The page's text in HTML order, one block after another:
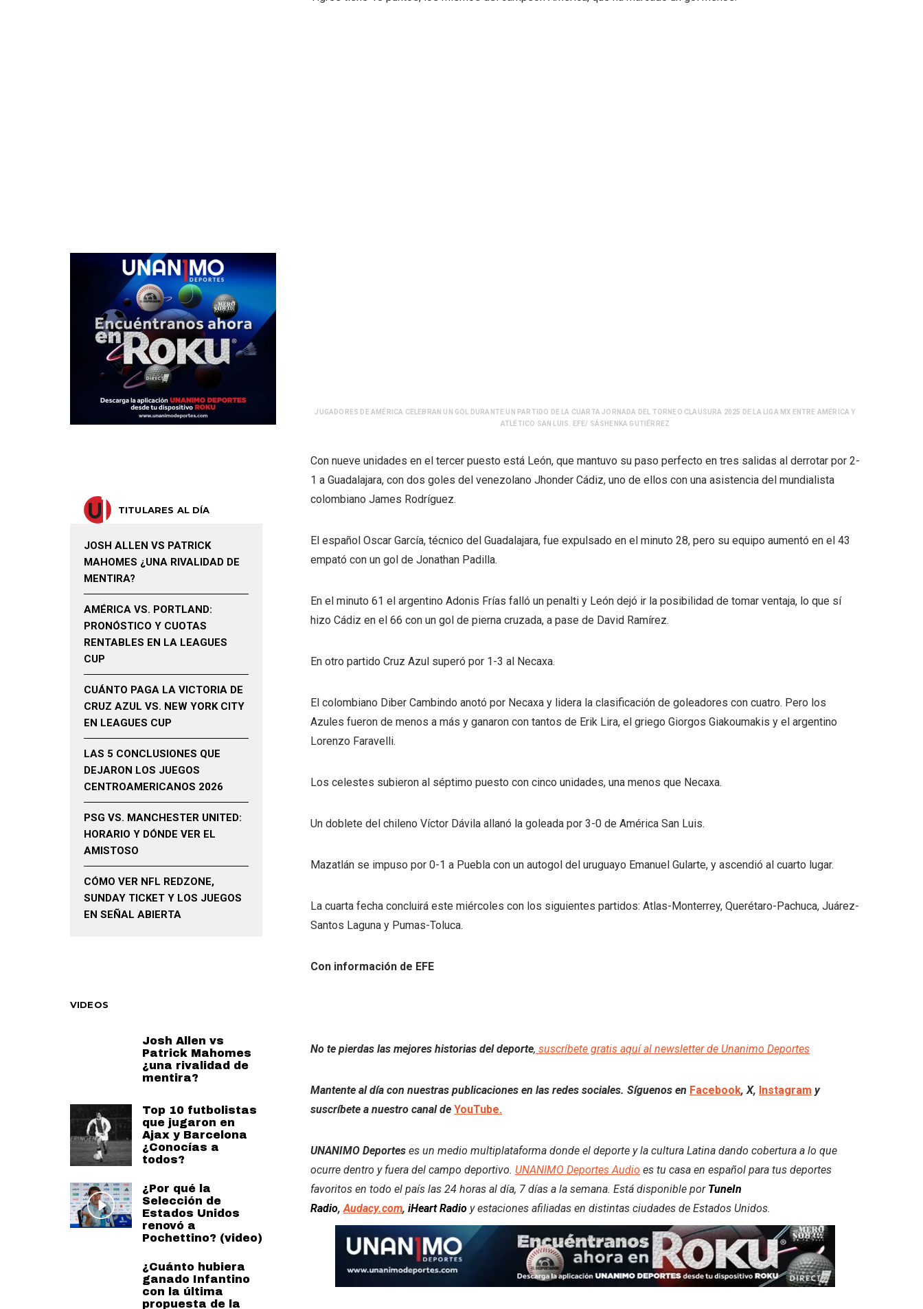
JUGADORES DE AMÉRICA CELEBRAN UN GOL DURANTE UN PARTIDO DE LA CUARTA JORNADA DEL TORNEO CLAUSURA 2025 DE LA LIGA MX ENTRE AMÉRICA Y
ATLÉTICO SAN LUIS. EFE/ SÁSHENKA GUTIÉRREZ
Con nueve unidades en el tercer puesto está León, que mantuvo su paso perfecto en tres salidas al derrotar por 2-
1 a Guadalajara, con dos goles del venezolano Jhonder Cádiz, uno de ellos con una asistencia del mundialista
colombiano James Rodríguez.
El español Oscar García, técnico del Guadalajara, fue expulsado en el minuto 28, pero su equipo aumentó en el 43
empató con un gol de Jonathan Padilla.
En el minuto 61 el argentino Adonis Frías falló un penalti y León dejó ir la posibilidad de tomar ventaja, lo que sí
hizo Cádiz en el 66 con un gol de pierna cruzada, a pase de David Ramírez.
En otro partido Cruz Azul superó por 1-3 al Necaxa.
El colombiano Diber Cambindo anotó por Necaxa y lidera la clasificación de goleadores con cuatro. Pero los
Azules fueron de menos a más y ganaron con tantos de Erik Lira, el griego Giorgos Giakoumakis y el argentino
Lorenzo Faravelli.
Los celestes subieron al séptimo puesto con cinco unidades, una menos que Necaxa.
Un doblete del chileno Víctor Dávila allanó la goleada por 3-0 de América San Luis.
Mazatlán se impuso por 0-1 a Puebla con un autogol del uruguayo Emanuel Gularte, y ascendió al cuarto lugar.
La cuarta fecha concluirá este miércoles con los siguientes partidos: Atlas-Monterrey, Querétaro-Pachuca, Juárez-
Santos Laguna y Pumas-Toluca.
Con información de EFE
No te pierdas las mejores historias del deporte, suscríbete gratis aquí al newsletter de Unanimo Deportes
Mantente al día con nuestras publicaciones en las redes sociales. Síguenos en Facebook, X, Instagram y
suscríbete a nuestro canal de YouTube.
UNANIMO Deportes es un medio multiplataforma donde el deporte y la cultura Latina dando cobertura a lo que
ocurre dentro y fuera del campo deportivo. UNANIMO Deportes Audio es tu casa en español para tus deportes
favoritos en todo el país las 24 horas al día, 7 días a la semana. Está disponible por TuneIn
Radio,Audacy.com, iHeart Radio y estaciones afiliadas en distintas ciudades de Estados Unidos.
TITULARES AL DÍA
JOSH ALLEN VS PATRICK
MAHOMES ¿UNA RIVALIDAD DE
MENTIRA?
AMÉRICA VS. PORTLAND:
PRONÓSTICO Y CUOTAS
RENTABLES EN LA LEAGUES
CUP
CUÁNTO PAGA LA VICTORIA DE
CRUZ AZUL VS. NEW YORK CITY
EN LEAGUES CUP
LAS 5 CONCLUSIONES QUE
DEJARON LOS JUEGOS
CENTROAMERICANOS 2026
PSG VS. MANCHESTER UNITED:
HORARIO Y DÓNDE VER EL
AMISTOSO
CÓMO VER NFL REDZONE,
SUNDAY TICKET Y LOS JUEGOS
EN SEÑAL ABIERTA
VIDEOS
Josh Allen vs
Patrick Mahomes
¿una rivalidad de
mentira?
Top 10 futbolistas
que jugaron en
Ajax y Barcelona
¿Conocías a
todos?
¿Por qué la
Selección de
Estados Unidos
renovó a
Pochettino? (video)
¿Cuánto hubiera
ganado Infantino
con la última
propuesta de la